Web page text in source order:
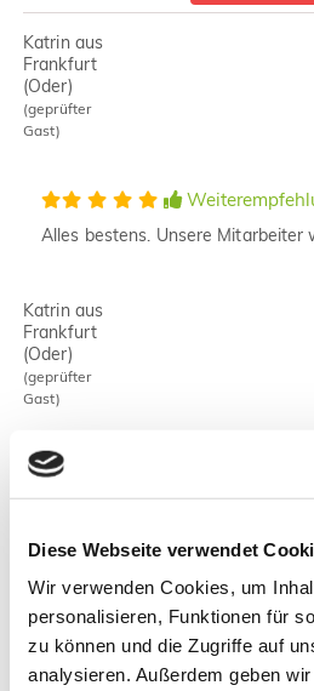
Diese Webseite verwendet
Wir verwenden Cookies, um
personalisieren, Funktionen für
zu können und die Zugriffe auf
analysieren. Außerdem geben
Katrin aus
Frankfurt
(Oder)
(geprüfter
Gast)
Alles bestens. Unsere Mitarbeiter
Katrin aus
Frankfurt
(Oder)
(geprüfter
Gast)
Eine schöne geräumige
Mauro aus
Milano, Italy
(geprüfter
Gast)